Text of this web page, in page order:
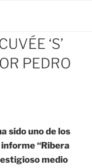
‘S’
PEDRO
sido uno de los
“Ribera
medio